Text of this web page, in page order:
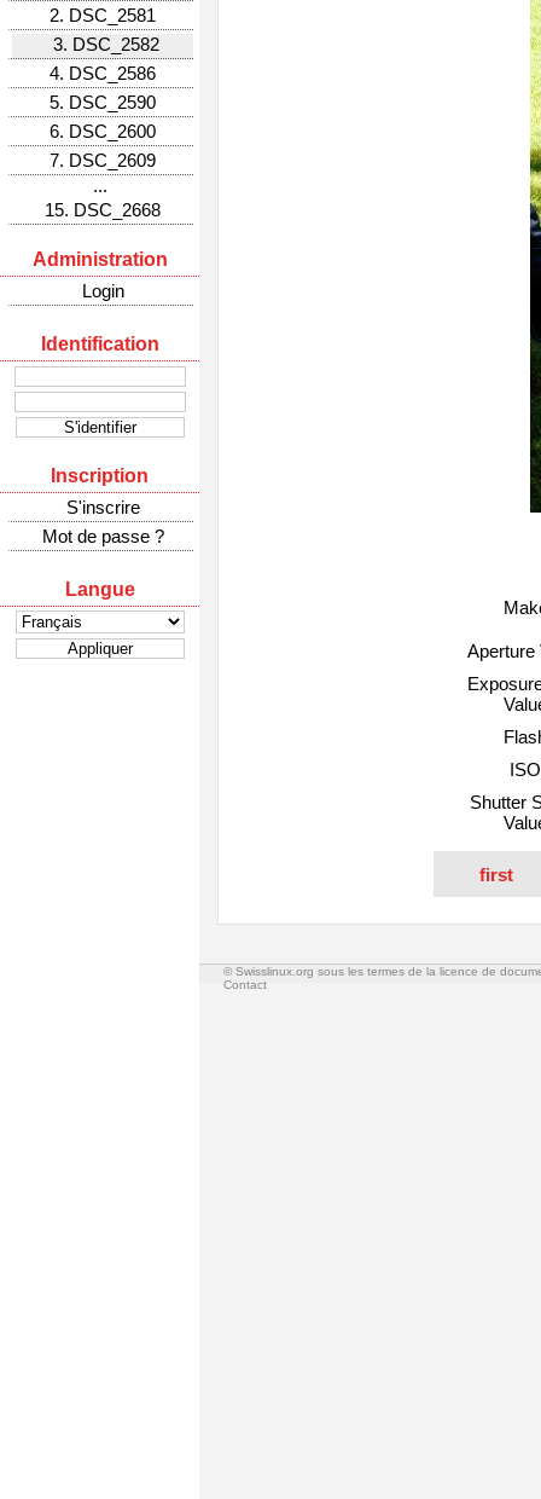
2. DSC_2581
3. DSC_2582
4. DSC_2586
5. DSC_2590
6. DSC_2600
7. DSC_2609
...
15. DSC_2668
Administration
Login
Identification
Inscription
S'inscrire
Mot de passe ?
Langue
Aperture
ISO
Shutter
first
© Swisslinux.org sous les termes de la licence de
Contact